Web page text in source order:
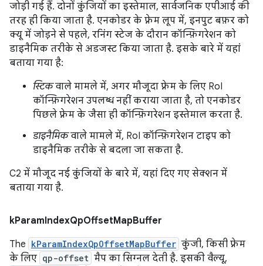
जोड़ी गई हैं. दोनों कुंजियों का इस्तेमाल, सार्वजनिक एपीआई की
तरह ही किया जाता है. एनकोडर के फ़्रेम लूप में, इनपुट बफ़र को
क्यू में जोड़ने से पहले, रनिंग स्टेज के दौरान कॉन्फ़िगरेशन को
डाइनैमिक तरीके से अडजस्ट किया जाता है. इसके बारे में यहां
बताया गया है:
स्टिकवाले मामले में, अगर मौजूदा फ़्रेम के लिए RoI
कॉन्फ़िगरेशन उपलब्ध नहीं कराया जाता है, तो एनकोडर
पिछले फ़्रेम के जैसा ही कॉन्फ़िगरेशन इस्तेमाल करता है.
डाइनैमिकवाले मामले में, RoI कॉन्फ़िगरेशन टाइप को
डाइनैमिक तरीके से बदला जा सकता है.
C2 में मौजूद नई कुंजियों के बारे में, यहां दिए गए सेक्शन में
बताया गया है.
kParamIndexQpOffsetMapBuffer
The kParamIndexQpOffsetMapBuffer कुंजी, किसी फ़्रेम
के लिए qp-offset मैप का सिग्नल देती है. इसकी वैल्यू,